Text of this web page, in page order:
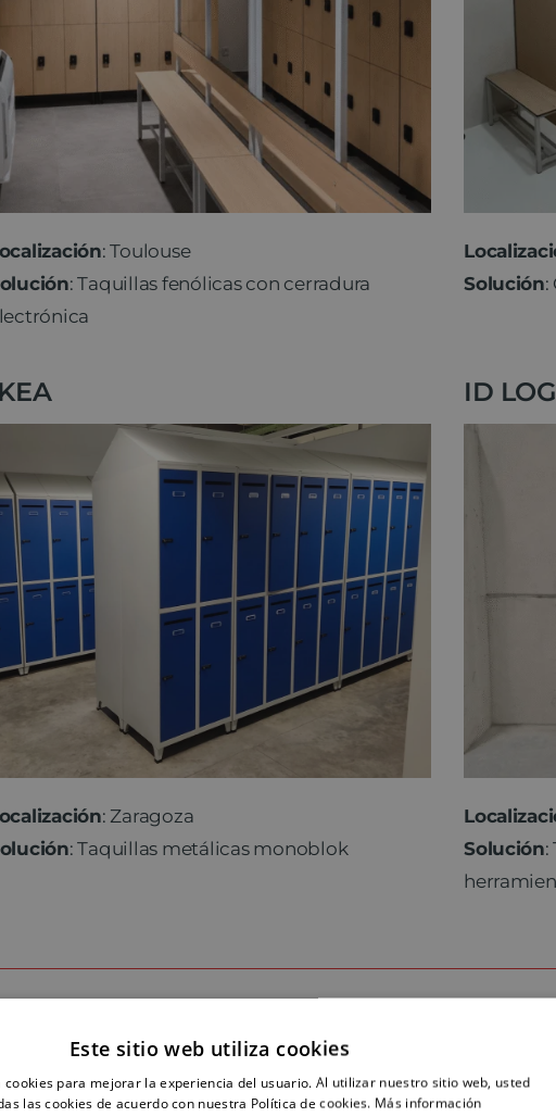
: Toulouse
: Taquillas fenólicas con cerradura
Solución:
: Zaragoza
: Taquillas metálicas monoblok
ID
Solución:
Este sitio web utiliza cookies
cookies para mejorar la experiencia del usuario. Al utilizar nuestro sitio web, usted
las cookies de acuerdo con nuestra Política de cookies. Más información